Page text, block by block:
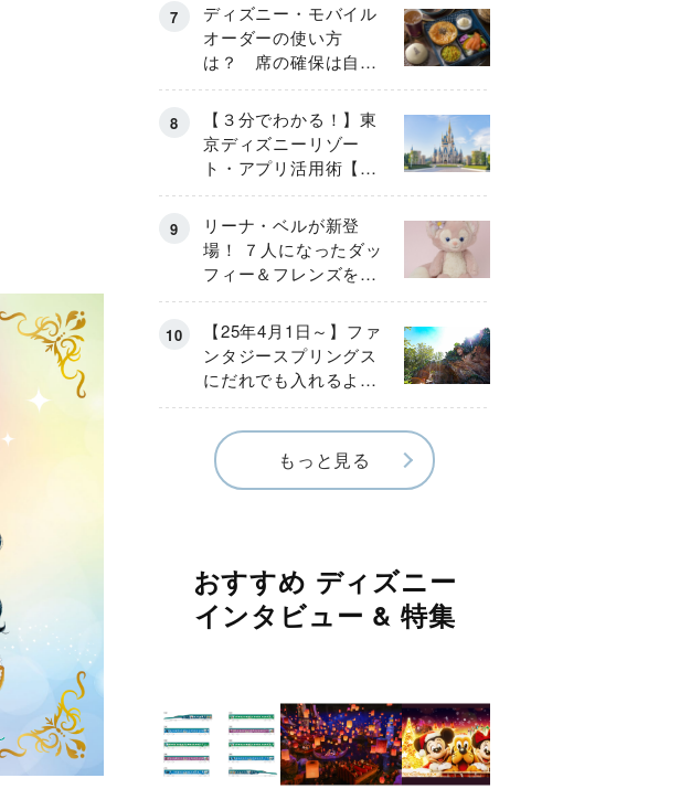
ディズニー・モバイル
オーダーの使い方
は？ 席の確保は自分
で行う？
【３分でわかる！】東
京ディズニーリゾー
ト・アプリ活用術【グ
ループ作成＆スタンバ
イパス取得方法】
リーナ・ベルが新登
場！ ７人になったダッ
フィー＆フレンズを大
紹介
【25年4月1日～】ファ
ンタジースプリングス
にだれでも入れるよう
になった！ アトラク
ションはどう遊ぶ？
もっと見る
おすすめ ディズニー
インタビュー & 特集